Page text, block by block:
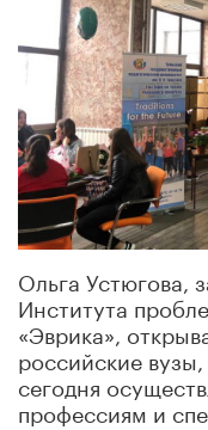
Ольга Устюгова,
Института
«Эврика»,
российские
сегодня
профессиям и